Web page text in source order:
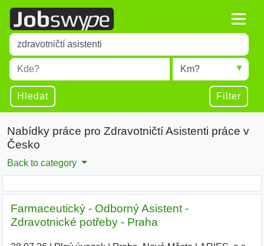
Title
Type 1 or more characters for results.
Místo
Type 1 or more characters for results.
Radius
Hledat Filter
Nabídky práce pro Zdravotničtí Asistenti práce v
Česko
Back to category
Farmaceutický - Odborný Asistent -
Zdravotnické potřeby - Praha